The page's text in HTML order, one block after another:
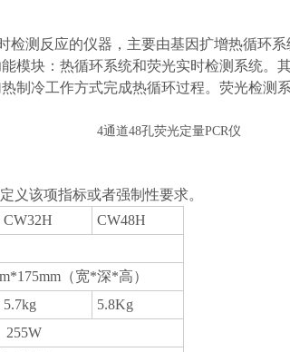
检测反应的仪器，主要由基因扩增热循环
模块：热循环系统和荧光实时检测系统。
制冷工作方式完成热循环过程。荧光检测
义该项指标或者强制性要求。
CW32H
CW48H
（宽*深*高）
5.7kg
5.8Kg
255W